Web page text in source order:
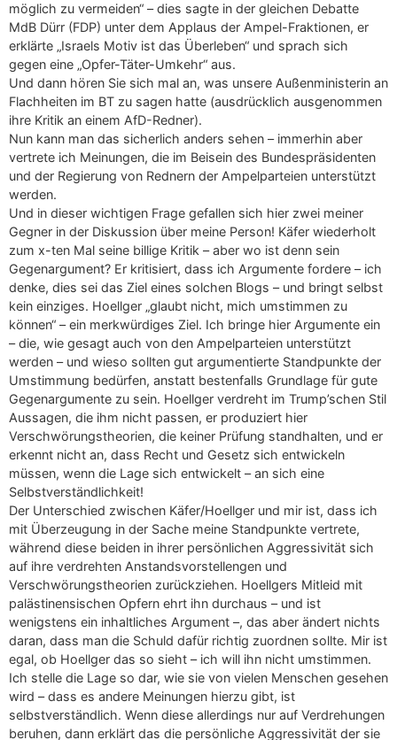
möglich zu vermeiden“ – dies sagte in der gleichen Debatte
MdB Dürr (FDP) unter dem Applaus der Ampel-Fraktionen, er
erklärte „Israels Motiv ist das Überleben“ und sprach sich
gegen eine „Opfer-Täter-Umkehr“ aus.
Und dann hören Sie sich mal an, was unsere Außenministerin an
Flachheiten im BT zu sagen hatte (ausdrücklich ausgenommen
ihre Kritik an einem AfD-Redner).
Nun kann man das sicherlich anders sehen – immerhin aber
vertrete ich Meinungen, die im Beisein des Bundespräsidenten
und der Regierung von Rednern der Ampelparteien unterstützt
werden.
Und in dieser wichtigen Frage gefallen sich hier zwei meiner
Gegner in der Diskussion über meine Person! Käfer wiederholt
zum x-ten Mal seine billige Kritik – aber wo ist denn sein
Gegenargument? Er kritisiert, dass ich Argumente fordere – ich
denke, dies sei das Ziel eines solchen Blogs – und bringt selbst
kein einziges. Hoellger „glaubt nicht, mich umstimmen zu
können“ – ein merkwürdiges Ziel. Ich bringe hier Argumente ein
– die, wie gesagt auch von den Ampelparteien unterstützt
werden – und wieso sollten gut argumentierte Standpunkte der
Umstimmung bedürfen, anstatt bestenfalls Grundlage für gute
Gegenargumente zu sein. Hoellger verdreht im Trump’schen Stil
Aussagen, die ihm nicht passen, er produziert hier
Verschwörungstheorien, die keiner Prüfung standhalten, und er
erkennt nicht an, dass Recht und Gesetz sich entwickeln
müssen, wenn die Lage sich entwickelt – an sich eine
Selbstverständlichkeit!
Der Unterschied zwischen Käfer/Hoellger und mir ist, dass ich
mit Überzeugung in der Sache meine Standpunkte vertrete,
während diese beiden in ihrer persönlichen Aggressivität sich
auf ihre verdrehten Anstandsvorstellengen und
Verschwörungstheorien zurückziehen. Hoellgers Mitleid mit
palästinensischen Opfern ehrt ihn durchaus – und ist
wenigstens ein inhaltliches Argument –, das aber ändert nichts
daran, dass man die Schuld dafür richtig zuordnen sollte. Mir ist
egal, ob Hoellger das so sieht – ich will ihn nicht umstimmen.
Ich stelle die Lage so dar, wie sie von vielen Menschen gesehen
wird – dass es andere Meinungen hierzu gibt, ist
selbstverständlich. Wenn diese allerdings nur auf Verdrehungen
beruhen, dann erklärt das die persönliche Aggressivität der sie